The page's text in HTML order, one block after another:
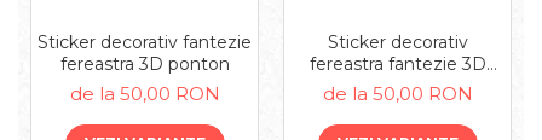
Sticker decorativ fantezie
fereastra 3D ponton
de la 50,00 RON
Sticker decorativ
fereastra fantezie 3D
campie
de la 50,00 RON